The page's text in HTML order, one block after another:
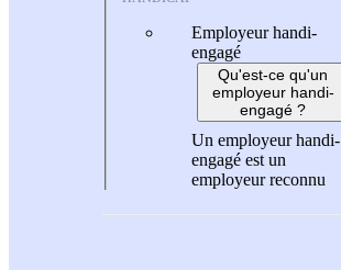
Employeur handi-
engagé
Qu'est-ce qu'un
employeur handi-
engagé ?
Un employeur handi-
engagé est un
employeur reconnu